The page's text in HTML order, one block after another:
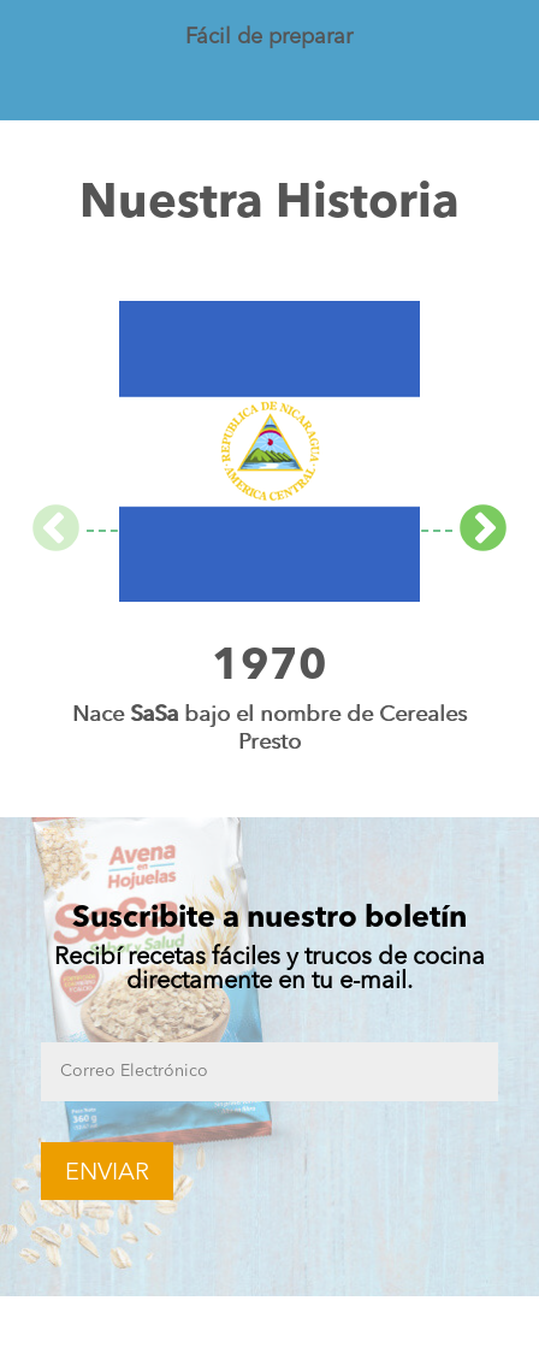
Fácil de preparar
Nuestra Historia
1970
Nace SaSa bajo el nombre de Cereales
Presto
Suscribite a nuestro boletín
Recibí recetas fáciles y trucos de cocina
directamente en tu e-mail.